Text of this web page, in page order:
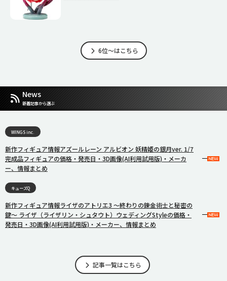
6位～はこちら
News
新着記事から選ぶ
WINGS inc.
新作フィギュア情報アズールレーン アルビオン 妖精姫の銀月ver. 1/7
完成品フィギュアの価格・発売日・3D画像(AI利用試用版)・メーカ
ー、情報まとめ
キューズQ
新作フィギュア情報ライザのアトリエ3 〜終わりの錬金術士と秘密の
鍵〜 ライザ（ライザリン・シュタウト）ウェディングStyleの価格・
発売日・3D画像(AI利用試用版)・メーカー、情報まとめ
記事一覧はこちら